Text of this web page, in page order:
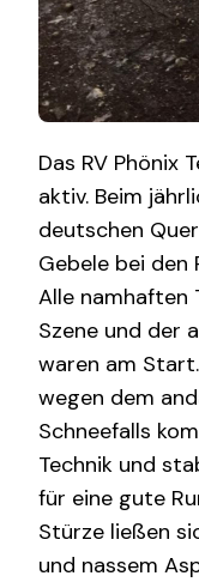
Das RV Phönix
aktiv. Beim
deutschen
Gebele bei den
Alle namhaften
Szene und der
waren am
wegen dem
Schneefalls
Technik und
für eine gute
Stürze ließen
und nassem